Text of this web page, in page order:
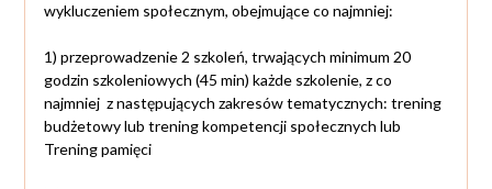
wykluczeniem społecznym, obejmujące co najmniej:
1) przeprowadzenie 2 szkoleń, trwających minimum 20
godzin szkoleniowych (45 min) każde szkolenie, z co
najmniej z następujących zakresów tematycznych: trening
budżetowy lub trening kompetencji społecznych lub
Trening pamięci